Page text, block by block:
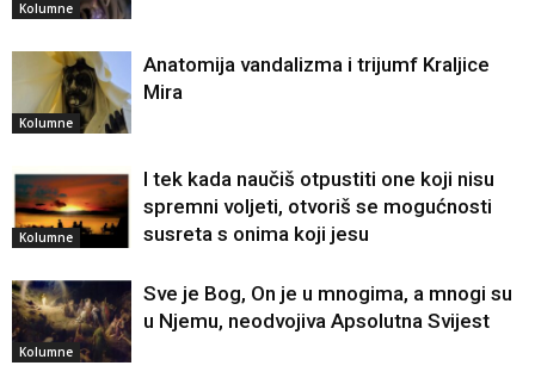
Kolumne
Kolumne
Anatomija vandalizma i trijumf Kraljice
Mira
Kolumne
I tek kada naučiš otpustiti one koji nisu
spremni voljeti, otvoriš se mogućnosti
susreta s onima koji jesu
Kolumne
Sve je Bog, On je u mnogima, a mnogi su
u Njemu, neodvojiva Apsolutna Svijest